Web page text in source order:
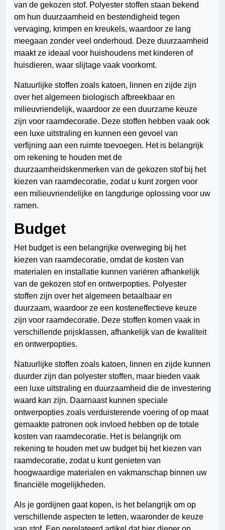
van de gekozen stof. Polyester stoffen staan bekend
om hun duurzaamheid en bestendigheid tegen
vervaging, krimpen en kreukels, waardoor ze lang
meegaan zonder veel onderhoud. Deze duurzaamheid
maakt ze ideaal voor huishoudens met kinderen of
huisdieren, waar slijtage vaak voorkomt.
Natuurlijke stoffen zoals katoen, linnen en zijde zijn
over het algemeen biologisch afbreekbaar en
milieuvriendelijk, waardoor ze een duurzame keuze
zijn voor raamdecoratie. Deze stoffen hebben vaak ook
een luxe uitstraling en kunnen een gevoel van
verfijning aan een ruimte toevoegen. Het is belangrijk
om rekening te houden met de
duurzaamheidskenmerken van de gekozen stof bij het
kiezen van raamdecoratie, zodat u kunt zorgen voor
een milieuvriendelijke en langdurige oplossing voor uw
ramen.
Budget
Het budget is een belangrijke overweging bij het
kiezen van raamdecoratie, omdat de kosten van
materialen en installatie kunnen variëren afhankelijk
van de gekozen stof en ontwerpopties. Polyester
stoffen zijn over het algemeen betaalbaar en
duurzaam, waardoor ze een kosteneffectieve keuze
zijn voor raamdecoratie. Deze stoffen komen vaak in
verschillende prijsklassen, afhankelijk van de kwaliteit
en ontwerpopties.
Natuurlijke stoffen zoals katoen, linnen en zijde kunnen
duurder zijn dan polyester stoffen, maar bieden vaak
een luxe uitstraling en duurzaamheid die de investering
waard kan zijn. Daarnaast kunnen speciale
ontwerpopties zoals verduisterende voering of op maat
gemaakte patronen ook invloed hebben op de totale
kosten van raamdecoratie. Het is belangrijk om
rekening te houden met uw budget bij het kiezen van
raamdecoratie, zodat u kunt genieten van
hoogwaardige materialen en vakmanschap binnen uw
financiële mogelijkheden.
Als je gordijnen gaat kopen, is het belangrijk om op
verschillende aspecten te letten, waaronder de keuze